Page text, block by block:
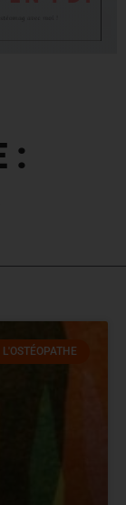
:
L'OSTÉOPATHE